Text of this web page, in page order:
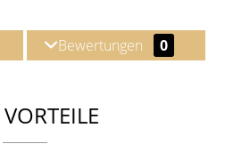
Bewertungen 0